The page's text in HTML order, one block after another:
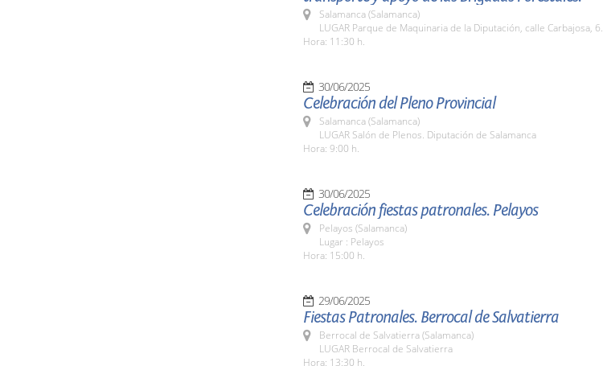
Salamanca (Salamanca)
LUGAR Parque de Maquinaria de la Diputación, calle Carbajosa, 6.
Hora: 11:30 h.
30/06/2025
Celebración del Pleno Provincial
Salamanca (Salamanca)
LUGAR Salón de Plenos. Diputación de Salamanca
Hora: 9:00 h.
30/06/2025
Celebración fiestas patronales. Pelayos
Pelayos (Salamanca)
Lugar : Pelayos
Hora: 15:00 h.
29/06/2025
Fiestas Patronales. Berrocal de Salvatierra
Berrocal de Salvatierra (Salamanca)
LUGAR Berrocal de Salvatierra
Hora: 13:30 h.